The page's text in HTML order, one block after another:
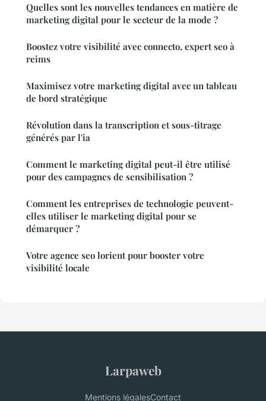
Quelles sont les nouvelles tendances en matière de
marketing digital pour le secteur de la mode ?
Boostez votre visibilité avec connecto, expert seo à
reims
Maximisez votre marketing digital avec un tableau
de bord stratégique
Révolution dans la transcription et sous-titrage
générés par l'ia
Comment le marketing digital peut-il être utilisé
pour des campagnes de sensibilisation ?
Comment les entreprises de technologie peuvent-
elles utiliser le marketing digital pour se
démarquer ?
Votre agence seo lorient pour booster votre
visibilité locale
Larpaweb
Mentions légalesContact